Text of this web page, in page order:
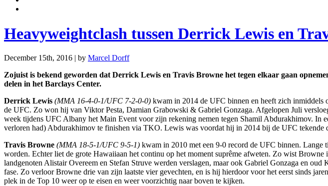
Heavyweightclash tussen Derrick Lewis en
December 15th, 2016 | by Marcel Dorff
Zojuist is bekend geworden dat Derrick Lewis en Travis Browne het tegen elkaar gaan
delen in het Barclays Center.
Derrick Lewis (MMA 16-4-0-1/UFC 7-2-0-0) kwam in 2014 de UFC binnen en heeft zich
de UFC. Zo won hij van Viktor Pesta, Damian Grabowski & Gabriel Gonzaga. Afgelopen Juli
week tijdens UFC Albany het Main Event voor zijn rekening nemen tegen Shamil Abdurakhimov. In
verloren had) Abdurakhimov te finishen via TKO. Lewis was voordat hij in 2014 bij de UFC tekende
Travis Browne (MMA 18-5-1/UFC 9-5-1) kwam in 2010 met een 9-0 record de UFC binnen.
worden. Echter liet de grote Hawaiiaan het continu op het moment suprême afweten. Zo wist
landgenoten Alistair Overeem en Stefan Struve werden verslagen, maar ook Gabriel Gonzaga en
fase. Zo verloor Browne drie van zijn laatste vier gevechten, en is hij hierdoor voor het eerst sinds
plek in de Top 10 weer op te eisen en weer voorzichtig naar boven te kijken.